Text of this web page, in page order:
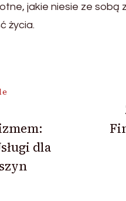
jakie niesie ze sobą
życia.
dla